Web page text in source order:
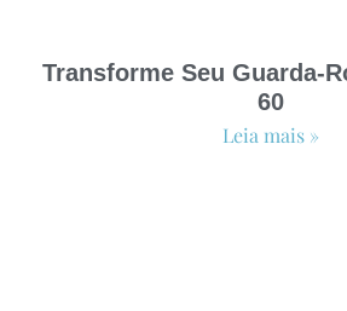
Transforme Seu Guarda-
60
Leia mais »